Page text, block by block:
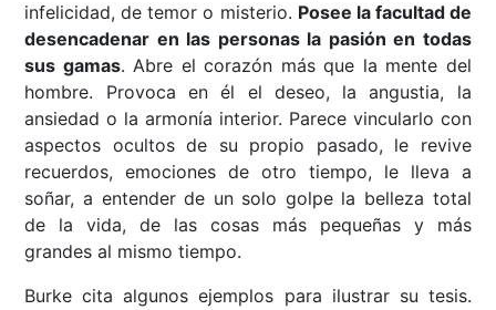
infelicidad, de temor o misterio. Posee la facultad de
desencadenar en las personas la pasión en todas
sus gamas. Abre el corazón más que la mente del
hombre. Provoca en él el deseo, la angustia, la
ansiedad o la armonía interior. Parece vincularlo con
aspectos ocultos de su propio pasado, le revive
recuerdos, emociones de otro tiempo, le lleva a
soñar, a entender de un solo golpe la belleza total
de la vida, de las cosas más pequeñas y más
grandes al mismo tiempo.
Burke cita algunos ejemplos para ilustrar su tesis.